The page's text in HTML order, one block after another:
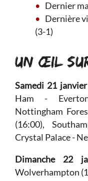
Dernier
Dernière
(3-1)
UN ŒIL
Samedi 21
Ham -
Nottingham
(16:00),
Crystal Palace -
Dimanche 22
Wolverhampton